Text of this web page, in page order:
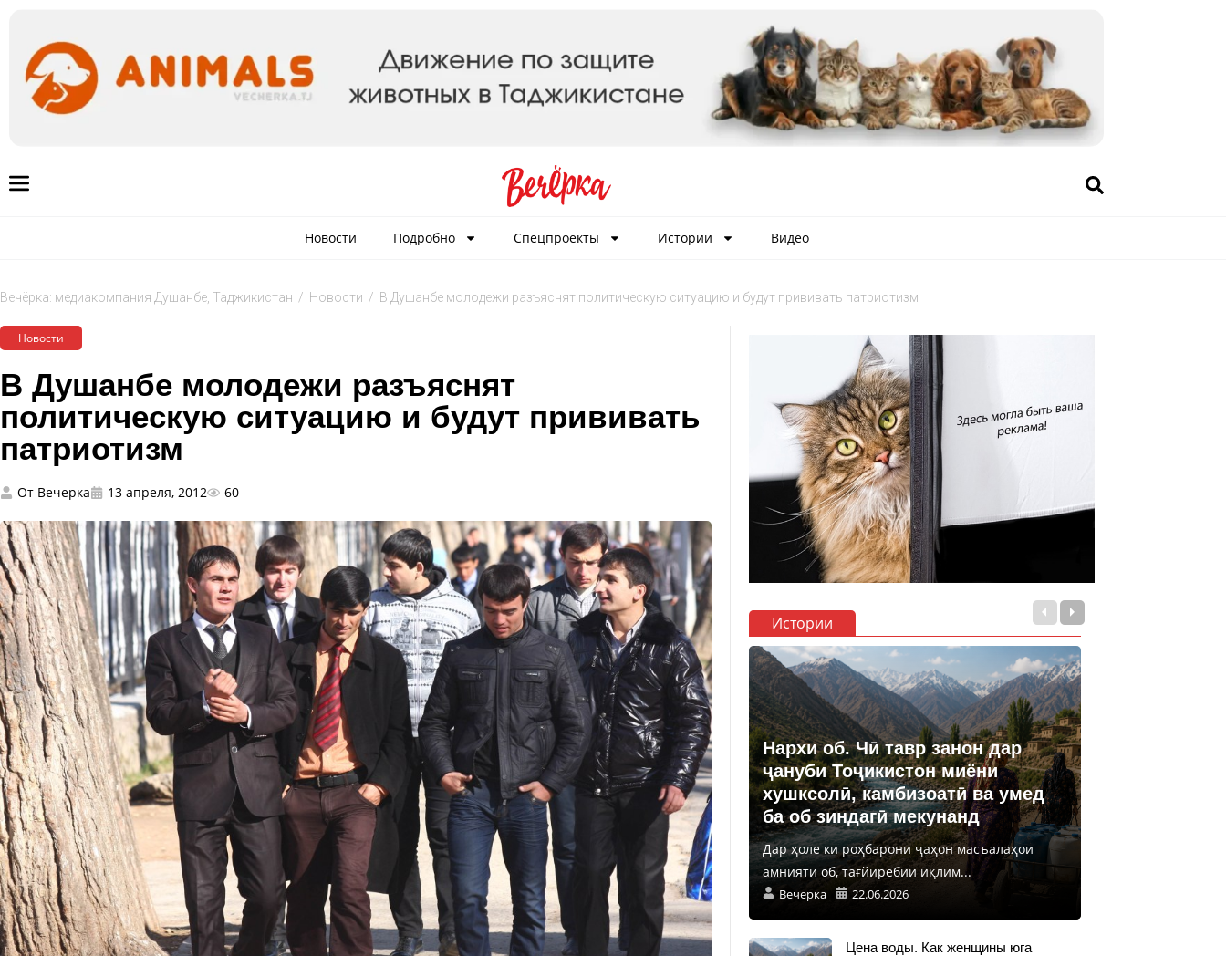
Новости Подробно Спецпроекты Истории Видео
Вечёрка: медиакомпания Душанбе, Таджикистан / Новости / В Душанбе молодежи разъяснят политическую ситуацию и будут прививать патриотизм
Новости
В Душанбе молодежи разъяснят
политическую ситуацию и будут прививать
патриотизм
От Вечерка 13 апреля, 2012 60
Истории
Нархи об. Чӣ тавр занон дар
ҷануби Тоҷикистон миёни
хушксолӣ, камбизоатӣ ва умед
ба об зиндагӣ мекунанд
Дар ҳоле ки роҳбарони ҷаҳон масъалаҳои
амнияти об, тағйирёбии иқлим...
Вечерка 22.06.2026
Цена воды. Как женщины юга